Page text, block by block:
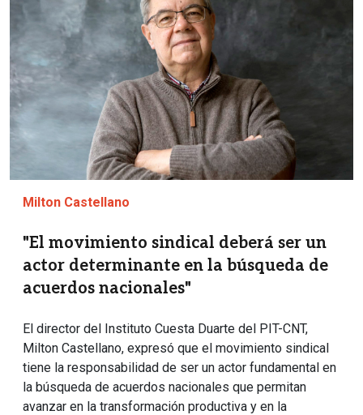
Milton Castellano
"El movimiento sindical deberá ser un
actor determinante en la búsqueda de
acuerdos nacionales"
El director del Instituto Cuesta Duarte del PIT-CNT,
Milton Castellano, expresó que el movimiento sindical
tiene la responsabilidad de ser un actor fundamental en
la búsqueda de acuerdos nacionales que permitan
avanzar en la transformación productiva y en la